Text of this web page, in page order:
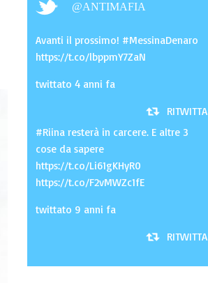
@ANTIMAFIA
Avanti il prossimo! #MessinaDenaro
https://t.co/lbppmY7ZaN
twittato 4 anni fa
RITWITTA
#Riina resterà in carcere. E altre 3
cose da sapere
https://t.co/Li61gKHyR0
https://t.co/F2vMWZc1fE
twittato 9 anni fa
RITWITTA